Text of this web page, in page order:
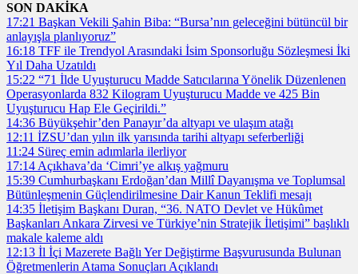
SON DAKİKA
17:21 Başkan Vekili Şahin Biba: “Bursa’nın geleceğini bütüncül bir
anlayışla planlıyoruz”
16:18 TFF ile Trendyol Arasındaki İsim Sponsorluğu Sözleşmesi İki
Yıl Daha Uzatıldı
15:22 “71 İlde Uyuşturucu Madde Satıcılarına Yönelik Düzenlenen
Operasyonlarda 832 Kilogram Uyuşturucu Madde ve 425 Bin
Uyuşturucu Hap Ele Geçirildi.”
14:36 Büyükşehir’den Panayır’da altyapı ve ulaşım atağı
12:11 İZSU’dan yılın ilk yarısında tarihi altyapı seferberliği
11:24 Süreç emin adımlarla ilerliyor
17:14 Açıkhava’da ‘Cimri’ye alkış yağmuru
15:39 Cumhurbaşkanı Erdoğan’dan Millî Dayanışma ve Toplumsal
Bütünleşmenin Güçlendirilmesine Dair Kanun Teklifi mesajı
14:35 İletişim Başkanı Duran, “36. NATO Devlet ve Hükûmet
Başkanları Ankara Zirvesi ve Türkiye’nin Stratejik İletişimi” başlıklı
makale kaleme aldı
12:13 İl İçi Mazerete Bağlı Yer Değiştirme Başvurusunda Bulunan
Öğretmenlerin Atama Sonuçları Açıklandı